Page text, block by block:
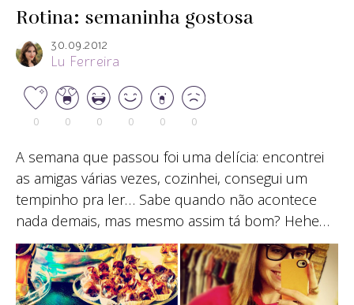
Rotina: semaninha gostosa
30.09.2012
Lu Ferreira
0 0 0 0 0 0
A semana que passou foi uma delícia: encontrei
as amigas várias vezes, cozinhei, consegui um
tempinho pra ler… Sabe quando não acontece
nada demais, mas mesmo assim tá bom? Hehe…